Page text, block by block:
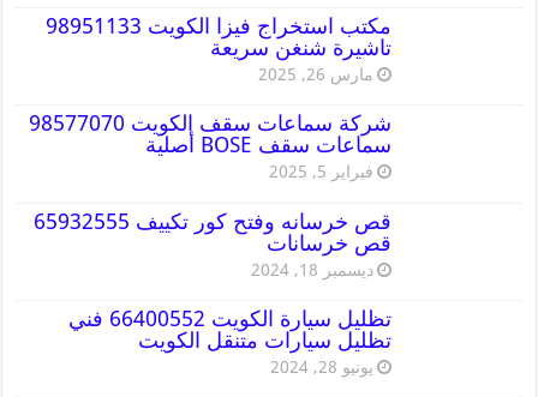
مكتب استخراج فيزا الكويت 98951133
تاشيرة شنغن سريعة
مارس 26, 2025
شركة سماعات سقف الكويت 98577070
سماعات سقف BOSE أصلية
فبراير 5, 2025
قص خرسانه وفتح كور تكييف 65932555
قص خرسانات
ديسمبر 18, 2024
تظليل سيارة الكويت 66400552 فني
تظليل سيارات متنقل الكويت
يونيو 28, 2024